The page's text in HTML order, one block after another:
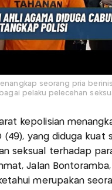
seorang pria
pelaku pelecehan
kepolisian
(49), yang diduga kuat
seksual terhadap
Jalan
merupakan